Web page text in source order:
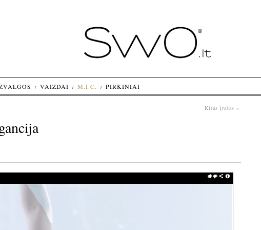
Kitas įrašas »
VAIZDAI M.I.C. PIRKINIAI